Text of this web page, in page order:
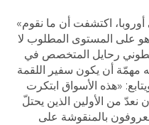
«في جولاتي على أسواق الطعام في أوروبا، اكتشفت أن ما نقوم
على المستوى المطلوب لا
أنطوني رحايل المتخصص في
مهمّة أن يكون سفير اللقمة
«هذه الأسواق ابتكرت
نعدّ من الأولين الذين يحتلّ
بالمنقوشة على